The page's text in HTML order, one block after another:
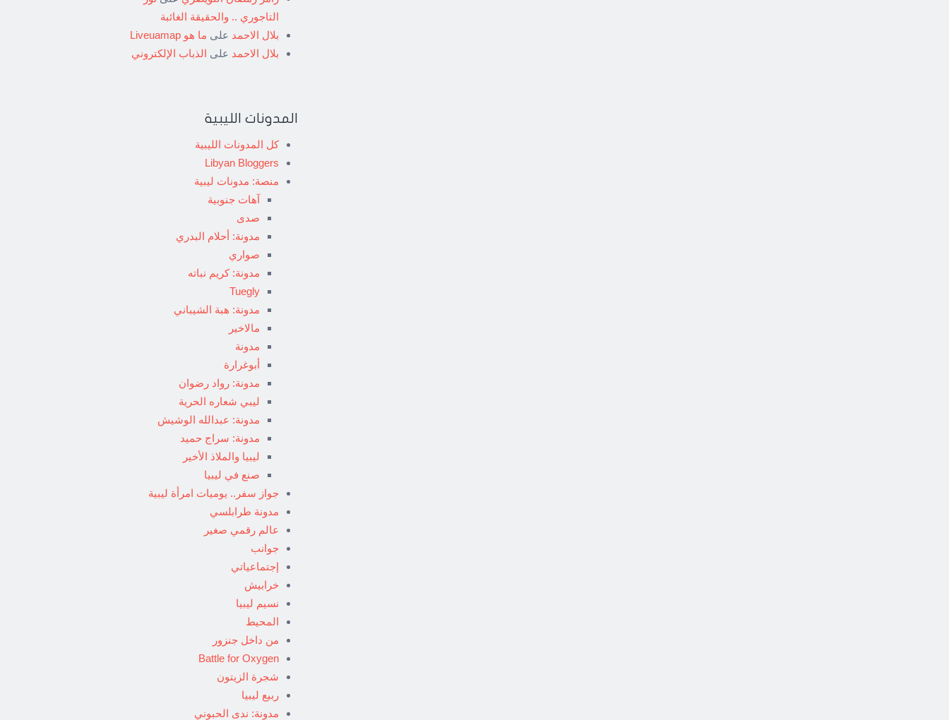
التاجوري .. والحقيقة الغائبة
بلال الاحمد على ما هو Liveuamap
بلال الاحمد على الذباب الإلكتروني
المدونات الليبية
كل المدونات الليبية
Libyan Bloggers
منصة: مدونات ليبية
آهات جنوبية
صدى
مدونة: أحلام البدري
صواري
مدونة: كريم نباته
Tuegly
مدونة: هبة الشيباني
مالاخير
مدونة
أبوغرارة
مدونة: رواد رضوان
ليبي شعاره الحرية
مدونة: عبدالله الوشيش
مدونة: سراج حميد
ليبيا والملاذ الأخير
صنع في ليبيا
جواز سفر.. يوميات امرأة ليبية
مدونة طرابلسي
عالم رقمي صغير
جوانب
إجتماعياتي
خرابيش
نسيم ليبيا
المحيط
من داخل جنزور
Battle for Oxygen
شجرة الزيتون
ربيع ليبيا
مدونة: ندى الحبوني